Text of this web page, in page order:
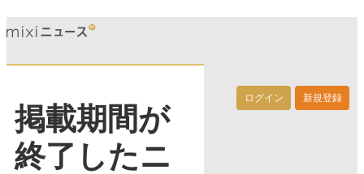
ログイン 新規登録
掲載期間が
終了したニ